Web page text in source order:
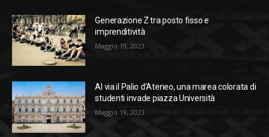
Generazione Z tra posto fisso e
imprenditività
Maggio 19, 2023
Al via il Palio d’Ateneo, una marea colorata di
studenti invade piazza Università
Maggio 19, 2023